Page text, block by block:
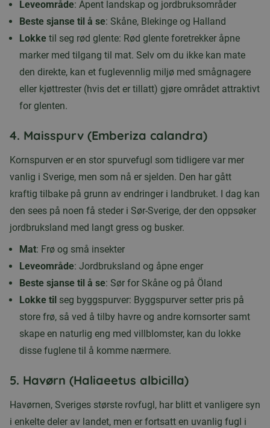
Leveområde: Åpent landskap og jordbruksområder
Beste sjanse til å se: Skåne, Blekinge og Halland
Lokke til seg rød glente: Rød glente foretrekker åpne
marker med tilgang til mat. Selv om du ikke kan mate
den direkte, kan et fuglevennlig miljø med smågnagere
eller kjøttrester (hvis det er tillatt) gjøre området attraktivt
for glenten.
4. Maisspurv (Emberiza calandra)
Kornspurven er en stor spurvefugl som tidligere var mer
vanlig i Sverige, men som nå er sjelden. Den har gått
kraftig tilbake på grunn av endringer i landbruket. I dag kan
den sees på noen få steder i Sør-Sverige, der den oppsøker
jordbruksland med langt gress og busker.
Mat: Frø og små insekter
Leveområde: Jordbruksland og åpne enger
Beste sjanse til å se: Sør for Skåne og på Öland
Lokke til seg byggspurver: Byggspurver setter pris på
store frø, så ved å tilby havre og andre kornsorter samt
skape en naturlig eng med villblomster, kan du lokke
disse fuglene til å komme nærmere.
5. Havørn (Haliaeetus albicilla)
Havørnen, Sveriges største rovfugl, har blitt et vanligere syn
i enkelte deler av landet, men er fortsatt en uvanlig fugl i